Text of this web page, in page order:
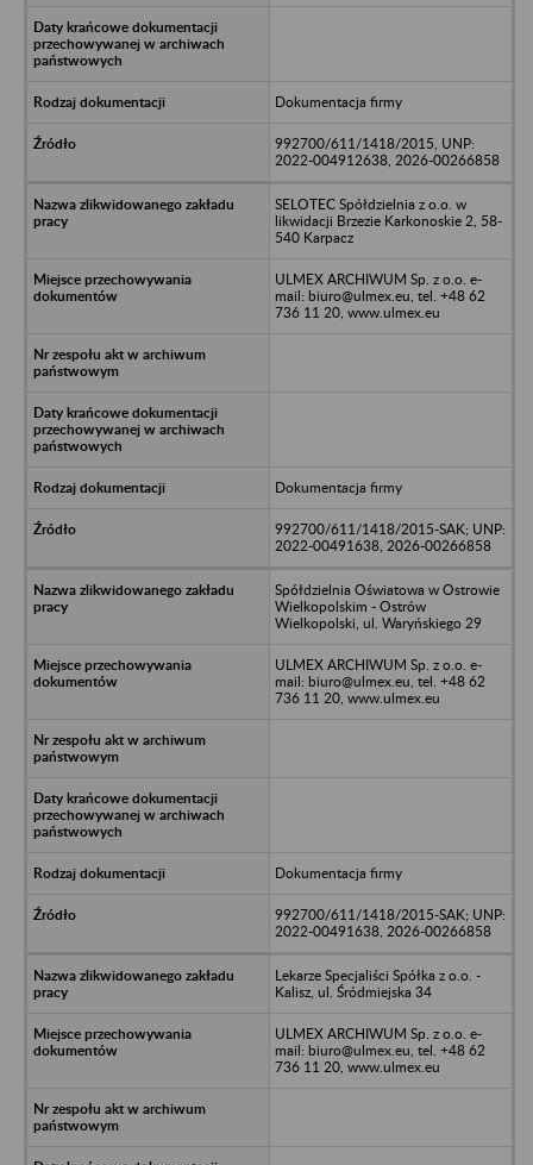
Dokumentacja firmy
992700/611/1418/2015, UNP:
2022-004912638, 2026-00266858
SELOTEC Spółdzielnia z o.o. w
likwidacji Brzezie Karkonoskie 2, 58-
540 Karpacz
ULMEX ARCHIWUM Sp. z o.o. e-
mail: biuro@ulmex.eu, tel. +48 62
736 11 20, www.ulmex.eu
Dokumentacja firmy
992700/611/1418/2015-SAK; UNP:
2022-00491638, 2026-00266858
Spółdzielnia Oświatowa w Ostrowie
Wielkopolskim - Ostrów
Wielkopolski, ul. Waryńskiego 29
ULMEX ARCHIWUM Sp. z o.o. e-
mail: biuro@ulmex.eu, tel. +48 62
736 11 20, www.ulmex.eu
Dokumentacja firmy
992700/611/1418/2015-SAK; UNP:
2022-00491638, 2026-00266858
Lekarze Specjaliści Spółka z o.o. -
Kalisz, ul. Śródmiejska 34
ULMEX ARCHIWUM Sp. z o.o. e-
mail: biuro@ulmex.eu, tel. +48 62
736 11 20, www.ulmex.eu